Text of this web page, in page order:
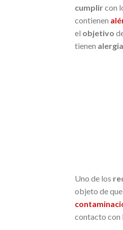
cumplircon
contienen
el objetivo
tienen
Uno de los
objeto de
contacto con